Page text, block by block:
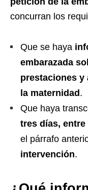
concurran los
Que se haya
embarazada
prestaciones y
la maternidad.
Que haya
tres días,
el párrafo
intervención.